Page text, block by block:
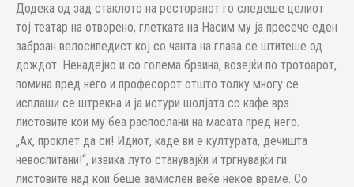
Додека од зад стаклото на ресторанот го следеше целиот
тој театар на отворено, глетката на Насим му ја пресече еден
забрзан велосипедист кој со чанта на глава се штитеше од
дождот. Ненадејно и со голема брзина, возејќи по тротоарот,
помина пред него и професорот отшто толку многу се
исплаши се штрекна и ја истури шолјата со кафе врз
листовите кои му беа распослани на масата пред него.
„Ах, проклет да си! Идиот, каде ви е културата, дечишта
невоспитани!“, извика луто станувајќи и тргнувајќи ги
листовите над кои беше замислен веќе некое време. Со